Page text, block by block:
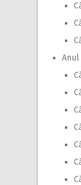
Anul